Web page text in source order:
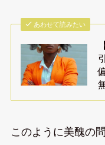
あわせて読みたい
このように美醜の